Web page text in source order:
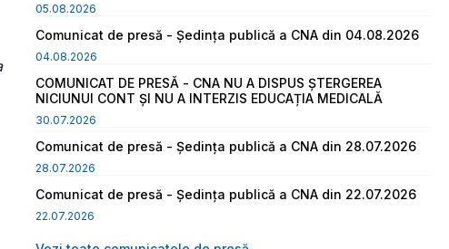
05.08.2026
Comunicat de presă - Ședința publică a CNA din 04.08.2026
04.08.2026
COMUNICAT DE PRESĂ - CNA NU A DISPUS ȘTERGEREA
NICIUNUI CONT ȘI NU A INTERZIS EDUCAȚIA MEDICALĂ
30.07.2026
Comunicat de presă - Ședința publică a CNA din 28.07.2026
28.07.2026
Comunicat de presă - Ședința publică a CNA din 22.07.2026
22.07.2026